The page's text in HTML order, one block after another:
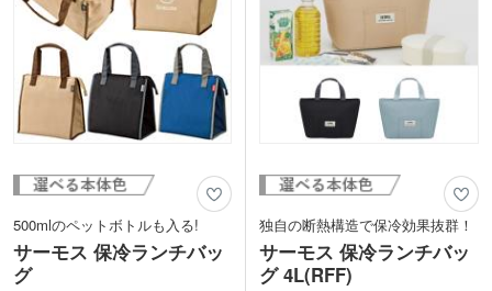
500mlのペットボトルも入る!
サーモス 保冷ランチバッ
グ
独自の断熱構造で保冷効果抜群！
サーモス 保冷ランチバッ
グ 4L(RFF)